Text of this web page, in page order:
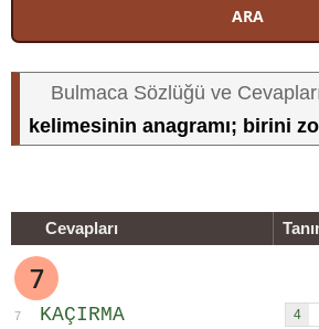
ARA
Bulmaca Sözlüğü ve
kelimesinin anagramı; birini
Cevapları
7
7 KAÇIRMA 4